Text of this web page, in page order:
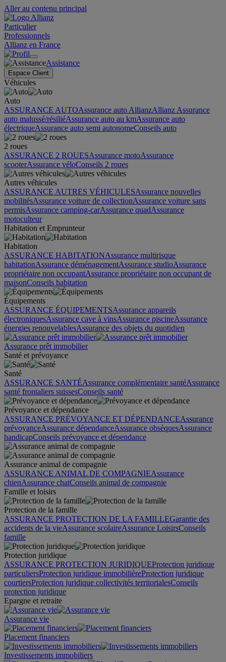
Aller au contenu principal
Particulier
Professionnels
Allianz en France
Assistance
Espace Client
Véhicules
Auto
ASSURANCE AUTOAssurance auto AllianzAllianz Assurance
auto malussé/résiliéAssurance auto au kmAssurance auto
électriqueAssurance auto semi autonomeConseils auto
2 roues
ASSURANCE 2 ROUESAssurance motoAssurance
scooterAssurance véloConseils 2 roues
Autres véhicules
ASSURANCE AUTRES VÉHICULESAssurance nouvelles
mobilitésAssurance voiture de collectionAssurance voiture sans
permisAssurance camping-carAssurance quadAssurance
motoculteur
Habitation et Emprunteur
Habitation
ASSURANCE HABITATIONAssurance multirisque
habitationAssurance déménagementAssurance studioAssurance
propriétaire non occupantAssurance propriétaire non occupant de
maisonConseils habitation
Équipements
ASSURANCE ÉQUIPEMENTSAssurance appareils
électroniquesAssurance cave à vinsAssurance piscineAssurance
énergies renouvelablesAssurance des objets du quotidien
Assurance prêt immobilier
Santé et prévoyance
Santé
ASSURANCE SANTÉAssurance complémentaire santéAssurance
santé frontaliers suissesConseils santé
Prévoyance et dépendance
ASSURANCE PRÉVOYANCE ET DÉPENDANCEAssurance
prévoyanceAssurance dépendanceAssurance obsèquesAssurance
handicapConseils prévoyance et dépendance
Assurance animal de compagnie
ASSURANCE ANIMAL DE COMPAGNIEAssurance
chienAssurance chatConseils animal de compagnie
Famille et loisirs
Protection de la famille
ASSURANCE PROTECTION DE LA FAMILLEGarantie des
accidents de la vieAssurance scolaireAssurance LoisirsConseils
famille
Protection juridique
ASSURANCE PROTECTION JURIDIQUEProtection juridique
particuliersProtection juridique immobilièreProtection juridique
courtiersProtection juridique collectivités territorialesConseils
protection juridique
Epargne et retraite
Assurance vie
Placement financiers
Investissements immobiliers